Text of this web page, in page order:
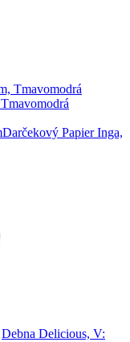
Darčekový Papier Inga,
Debna Delicious, V: